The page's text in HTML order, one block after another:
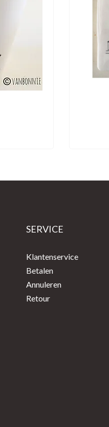
SERVICE
Klantenservice
Betalen
Annuleren
Retour